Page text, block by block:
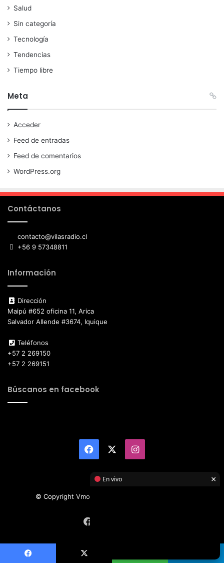
Salud
Sin categoría
Tecnología
Tendencias
Tiempo libre
Meta
Acceder
Feed de entradas
Feed de comentarios
WordPress.org
Contáctanos
contacto@vilasradio.cl
+56 9 57348811
Información
Dirección
Maipú #652 oficina 11, Arica
Salvador Allende #3674, Iquique
Teléfonos
+57 2 269150
+57 2 269151
Búscanos en facebook
Facebook Instagram
© Copyright Vmotor TI 2026, All Rights Reserved
En vivo ×